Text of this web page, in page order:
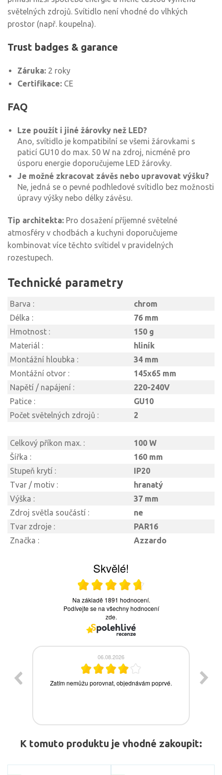
světelných zdrojů. Svítidlo není vhodné do vlhkých
prostor (např. koupelna).
Trust badges & garance
Záruka: 2 roky
Certifikace: CE
FAQ
Lze použít i jiné žárovky než LED?
Ano, svítidlo je kompatibilní se všemi žárovkami s
paticí GU10 do max. 50 W na zdroj, nicméně pro
úsporu energie doporučujeme LED žárovky.
Je možné zkracovat závěs nebo upravovat výšku?
Ne, jedná se o pevné podhledové svítidlo bez možnosti
úpravy výšky nebo délky závěsu.
Tip architekta: Pro dosažení příjemné světelné
atmosféry v chodbách a kuchyni doporučujeme
kombinovat více těchto svítidel v pravidelných
rozestupech.
Technické parametry
Barva :
chrom
Délka :
76 mm
Hmotnost :
150 g
Materiál :
hliník
Montážní hloubka :
34 mm
Montážní otvor :
145x65 mm
Napětí / napájení :
220-240V
Patice :
GU10
Počet světelných zdrojů :
2
Celkový příkon max. :
100 W
Šířka :
160 mm
Stupeň krytí :
IP20
Tvar / motiv :
hranatý
Výška :
37 mm
Zdroj světla součástí :
ne
Tvar zdroje :
PAR16
Značka :
Azzardo
K tomuto produktu je vhodné zakoupit: